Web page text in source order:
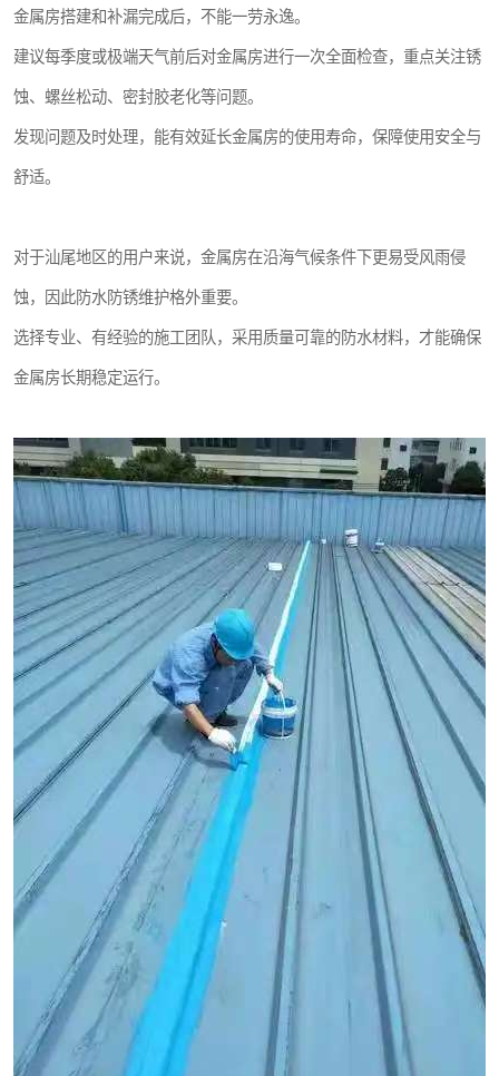
金属房搭建和补漏完成后，不能一劳永逸。
建议每季度或极端天气前后对金属房进行一次全面检查，重点关注锈
蚀、螺丝松动、密封胶老化等问题。
发现问题及时处理，能有效延长金属房的使用寿命，保障使用安全与
舒适。
对于汕尾地区的用户来说，金属房在沿海气候条件下更易受风雨侵
蚀，因此防水防锈维护格外重要。
选择专业、有经验的施工团队，采用质量可靠的防水材料，才能确保
金属房长期稳定运行。